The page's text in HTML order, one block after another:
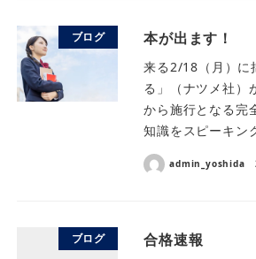
ブログ 本が出ます！
来る2/18（月）に
る」（ナツメ社）
から施行となる完
知識をスピーキン
admin_yoshida
ブログ 合格速報